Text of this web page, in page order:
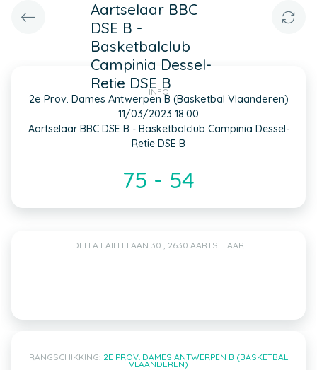
Aartselaar BBC
DSE B -
Basketbalclub
Campinia Dessel-
Retie DSE B
2e Prov. Dames Antwerpen B (Basketbal Vlaanderen)
INFO
11/03/2023 18:00
Aartselaar BBC DSE B - Basketbalclub Campinia Dessel-
Retie DSE B
75 - 54
DELLA FAILLELAAN 30 , 2630 AARTSELAAR
RANGSCHIKKING: 2E PROV. DAMES ANTWERPEN B (BASKETBAL
VLAANDEREN)